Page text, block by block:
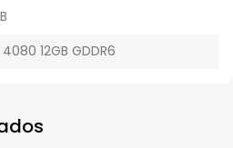
4080 12GB GDDR6